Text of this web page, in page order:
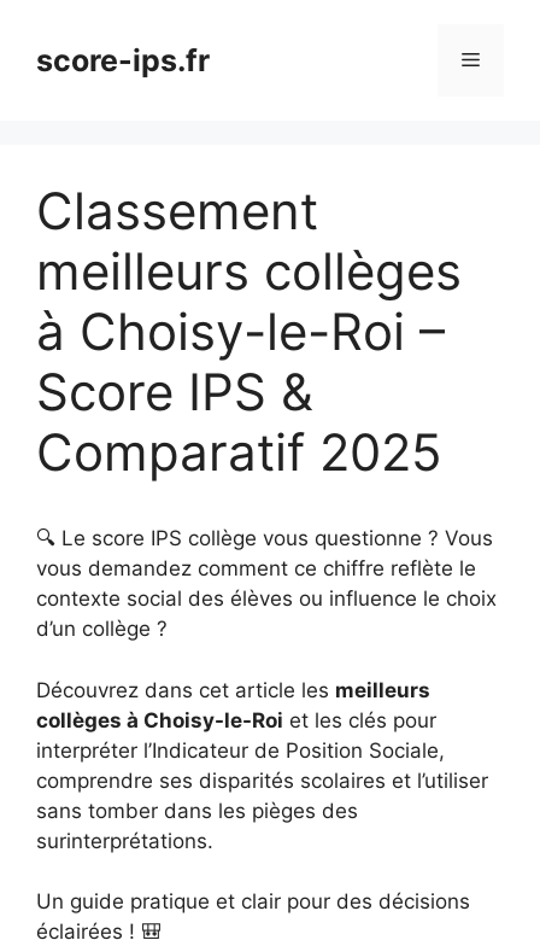
contenuscore-ips.fr Menu
Classement
meilleurs collèges
à Choisy-le-Roi –
Score IPS &
Comparatif 2025
🔍 Le score IPS collège vous questionne ? Vous
vous demandez comment ce chiffre reflète le
contexte social des élèves ou influence le choix
d’un collège ?
Découvrez dans cet article les meilleurs
collèges à Choisy-le-Roi et les clés pour
interpréter l’Indicateur de Position Sociale,
comprendre ses disparités scolaires et l’utiliser
sans tomber dans les pièges des
surinterprétations.
Un guide pratique et clair pour des décisions
éclairées ! 🎒